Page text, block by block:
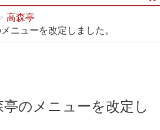
高森亭
ニューを改定しました。